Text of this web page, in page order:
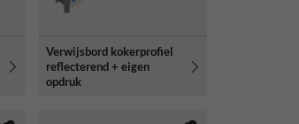
Verwijsbord kokerprofiel
reflecterend + eigen
opdruk